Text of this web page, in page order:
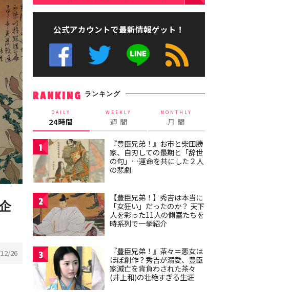
26
公式アカウントで最新情報ゲット！
RANKING ランキング
DAILY
24時間
WEEKLY
週 間
MONTHLY
月 間
1
『豊臣兄弟！』お市と柴田勝
家、自刃しての最期と「辞世
の句」…運命を共にした２人
の悲劇
2
【豊臣兄弟！】秀吉は本当に
「女狂い」だったのか？ 天下
人を彩った11人の側室たちを
時系列で一挙紹介
3
『豊臣兄弟！』茶々＝悪女は
ほぼ創作？秀吉が溺愛、豊臣
家滅亡を背負わされた茶々
(井上和)の壮絶すぎる生涯